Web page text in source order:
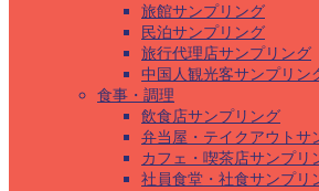
旅館サンプリング
民泊サンプリング
旅行代理店サンプリング
中国人観光客サンプリン
食事・調理
飲食店サンプリング
弁当屋・テイクアウトサ
カフェ・喫茶店サンプリ
社員食堂・社食サンプリ